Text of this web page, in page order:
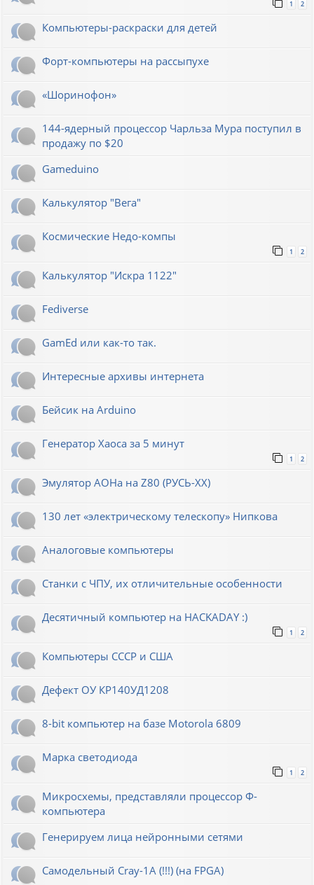
1 2
Компьютеры-раскраски для детей
Форт-компьютеры на рассыпухе
«Шоринофон»
144-ядерный процессор Чарльза Мура поступил в
продажу по $20
Gameduino
Калькулятор "Вега"
Космические Недо-компы
1 2
Калькулятор "Искра 1122"
Fediverse
GamEd или как-то так.
Интересные архивы интернета
Бейсик на Arduino
Генератор Хаоса за 5 минут
1 2
Эмулятор АОНа на Z80 (РУСЬ-XX)
130 лет «электрическому телескопу» Нипкова
Аналоговые компьютеры
Станки с ЧПУ, их отличительные особенности
Десятичный компьютер на HACKADAY :)
1 2
Компьютеры СССР и США
Дефект ОУ КР140УД1208
8-bit компьютер на базе Motorola 6809
Марка светодиода
1 2
Микросхемы, представляли процессор Ф-
компьютера
Генерируем лица нейронными сетями
Cамодельный Cray-1A (!!!) (на FPGA)